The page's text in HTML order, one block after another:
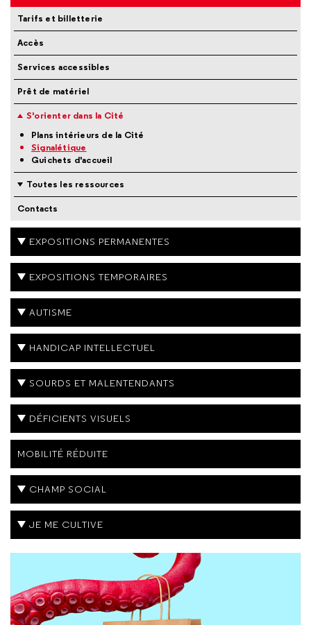
Tarifs et billetterie
Accès
Services accessibles
Prêt de matériel
S'orienter dans la Cité
Plans intérieurs de la Cité
Signalétique
Guichets d'accueil
Toutes les ressources
Contacts
EXPOSITIONS PERMANENTES
EXPOSITIONS TEMPORAIRES
AUTISME
HANDICAP INTELLECTUEL
SOURDS ET MALENTENDANTS
DÉFICIENTS VISUELS
MOBILITÉ RÉDUITE
CHAMP SOCIAL
JE ME CULTIVE